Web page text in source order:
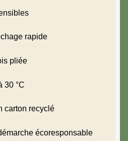
rapide
pliée
30 °C
carton recyclé
écoresponsable